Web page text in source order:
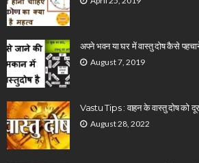
अपने भवन या घर में वास्तु दोष कैसे
August 7, 2019
Vastu Tips : वाहन के वास्तु दोष को
August 28, 2022